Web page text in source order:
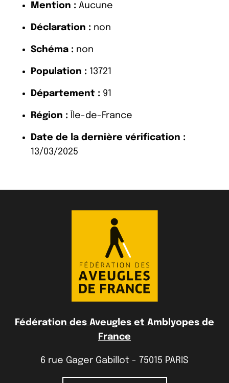
Mention : Aucune
Déclaration : non
Schéma : non
Population : 13721
Département : 91
Région : Île-de-France
Date de la dernière vérification :
13/03/2025
Fédération des Aveugles et Amblyopes de
France
6 rue Gager Gabillot - 75015 PARIS